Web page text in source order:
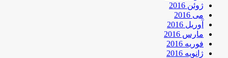
ژوئن 2016
می 2016
آوریل 2016
مارس 2016
فوریه 2016
ژانویه 2016